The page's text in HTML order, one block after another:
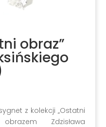
obraz”
z kolekcji „Ostatni
Zdzisława